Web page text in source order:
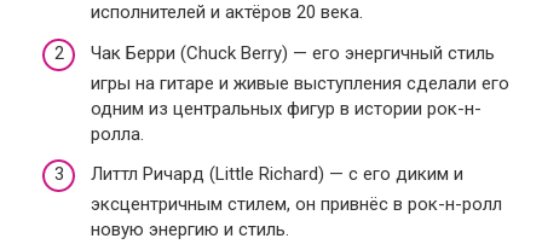
исполнителей и актёров 20 века.
Чак Берри (Chuck Berry) — его энергичный стиль
игры на гитаре и живые выступления сделали его
одним из центральных фигур в истории рок-н-
ролла.
Литтл Ричард (Little Richard) — с его диким и
эксцентричным стилем, он привнёс в рок-н-ролл
новую энергию и стиль.